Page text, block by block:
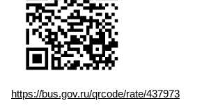
https://bus.gov.ru/qrcode/rate/437973